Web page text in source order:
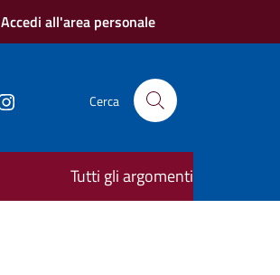
Accedi all'area personale
Cerca
Tutti gli argomenti